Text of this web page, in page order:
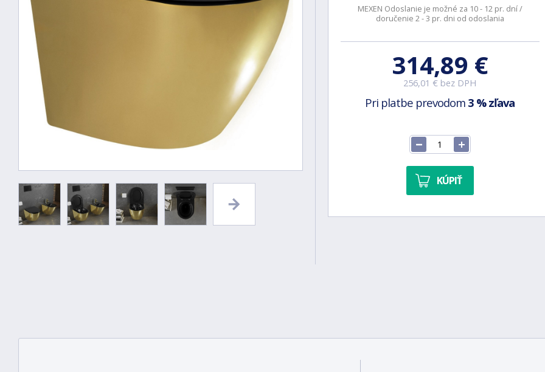
MEXEN Odoslanie je možné za 10 - 12 pr. dní /
doručenie 2 - 3 pr. dni od odoslania
314,89 €
256,01 € bez DPH
Pri platbe prevodom 3 % zľava
KÚPIŤ